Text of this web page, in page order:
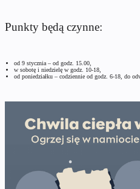
Punkty będą czynne:
od 9 stycznia – od godz. 15.00,
w sobotę i niedzielę w godz. 10-18,
od poniedziałku – codziennie od godz. 6-18, do